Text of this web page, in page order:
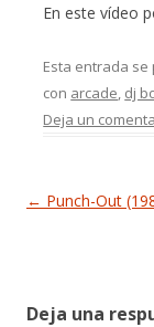
En este vídeo
Esta entrada
con arcade, dj
Deja un
Navegación de
← Punch-Out
Deja una